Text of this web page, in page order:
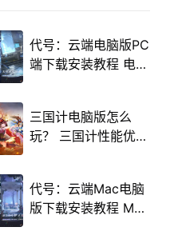
代号：云端电脑版PC
端下载安装教程 电脑
三国计电脑版怎么
玩？ 三国计性能优化
程
代号：云端Mac电脑
版下载安装教程 Mac